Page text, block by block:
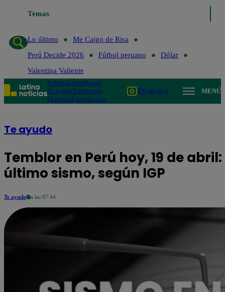
Temas
Lo último
Lo último
Me Caigo de Risa
Perú Decide 2026
Fútbol peruano
Dólar
Valentina Valiente
PolíticaLimaMundo
Te ayudoTendencias
DeportesEspectáculos
TV en vivo MENÚ
Te ayudo
Temblor en Perú hoy, 19 de
último sismo, según IGP
Te ayudo a las 07:44